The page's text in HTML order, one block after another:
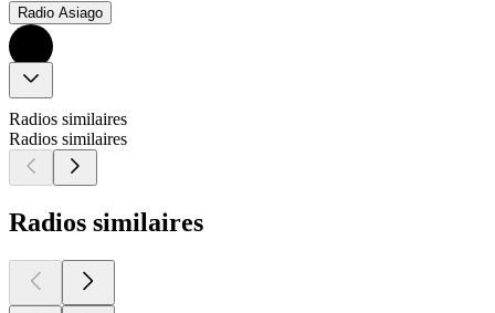
Radio Asiago
Radios similaires
Radios similaires
Radios similaires